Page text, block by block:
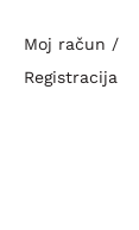
Moj račun /
Registracija